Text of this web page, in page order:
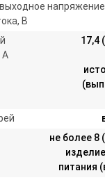
напряжение
В
А
17,4
не более 8
питания